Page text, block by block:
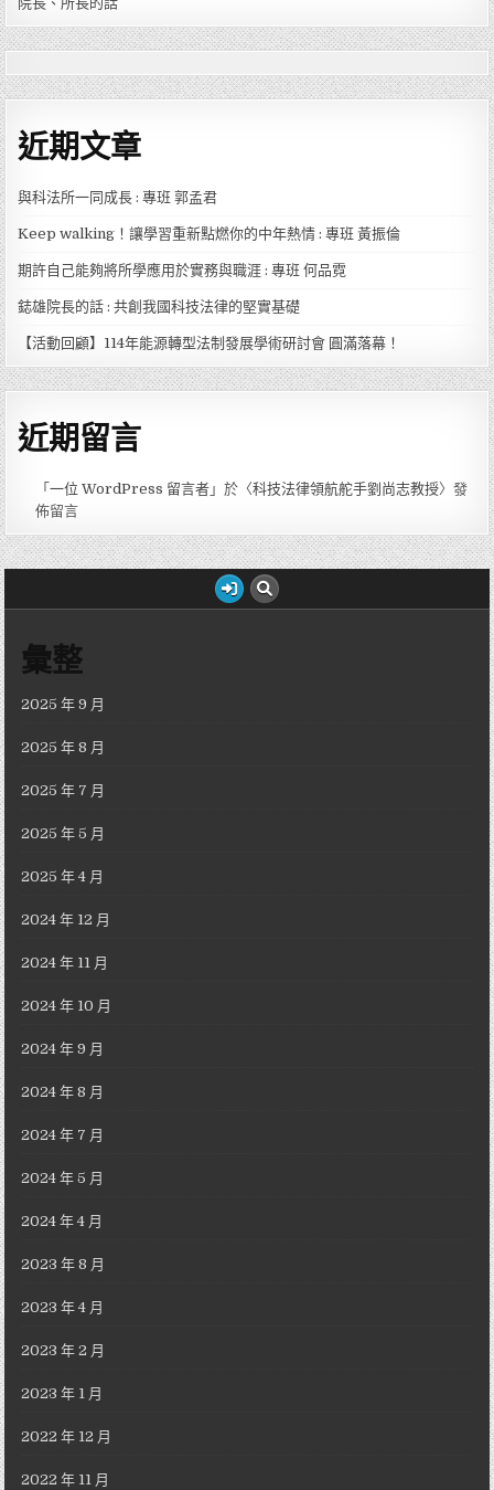
近期文章
與科法所一同成長 : 專班 郭孟君
Keep walking！讓學習重新點燃你的中年熱情 : 專班 黃振倫
期許自己能夠將所學應用於實務與職涯 : 專班 何品霓
鋕雄院長的話 : 共創我國科技法律的堅實基礎
【活動回顧】114年能源轉型法制發展學術研討會 圓滿落幕！
近期留言
「一位 WordPress 留言者 」於〈科技法律領航舵手劉尚志教授〉發
佈留言
彙整
2025 年 9 月
2025 年 8 月
2025 年 7 月
2025 年 5 月
2025 年 4 月
2024 年 12 月
2024 年 11 月
2024 年 10 月
2024 年 9 月
2024 年 8 月
2024 年 7 月
2024 年 5 月
2024 年 4 月
2023 年 8 月
2023 年 4 月
2023 年 2 月
2023 年 1 月
2022 年 12 月
2022 年 11 月